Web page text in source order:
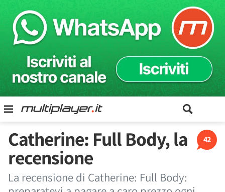
42
Catherine: Full Body, la
recensione
La recensione di Catherine: Full Body: